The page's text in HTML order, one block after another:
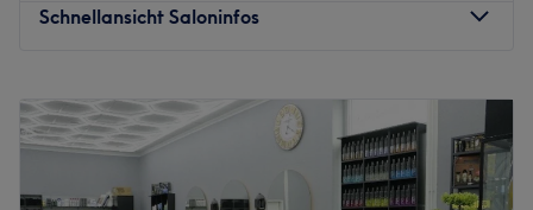
Schnellansicht Saloninfos
Dienstag
Mittwoch
09:30– 20:00
09:30– 20:00
Freitag
09:30– 20:00